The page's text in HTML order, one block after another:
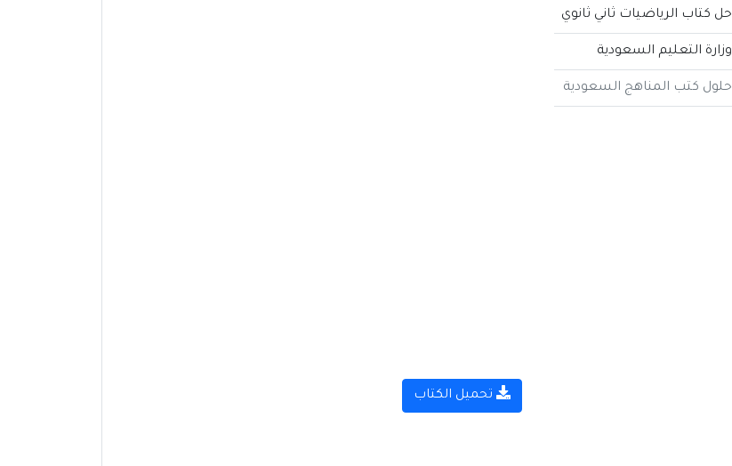
حل كتاب الرياضيات ثاني ثانوي
وزارة التعليم السعودية
حلول كتب المناهج السعودية
تحميل الكتاب